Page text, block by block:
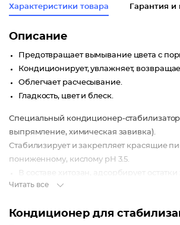
Характеристики товара Гарантия и
Описание
Предотвращает вымывание цвета с
Кондиционирует, увлажняет,
Облегчает расчесывание.
Гладкость, цвет и блеск.
Специальный кондиционер-
выпрямление, химическая завивка).
Стабилизирует и закрепляет красящие
пониженному, кислому рН 3.5.
В составе хитозан, адсорбирует
Фруктовые кислоты и фруктовые соки
Читать все
Кондиционер для